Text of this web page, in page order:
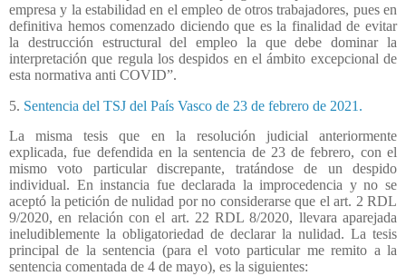
empresa y la estabilidad en el empleo de otros trabajadores, pues en
definitiva hemos comenzado diciendo que es la finalidad de evitar
la destrucción estructural del empleo la que debe dominar la
interpretación que regula los despidos en el ámbito excepcional de
esta normativa anti COVID”.
5. Sentencia del TSJ del País Vasco de 23 de febrero de 2021.
La misma tesis que en la resolución judicial anteriormente
explicada, fue defendida en la sentencia de 23 de febrero, con el
mismo voto particular discrepante, tratándose de un despido
individual. En instancia fue declarada la improcedencia y no se
aceptó la petición de nulidad por no considerarse que el art. 2 RDL
9/2020, en relación con el art. 22 RDL 8/2020, llevara aparejada
ineludiblemente la obligatoriedad de declarar la nulidad. La tesis
principal de la sentencia (para el voto particular me remito a la
sentencia comentada de 4 de mayo), es la siguientes: